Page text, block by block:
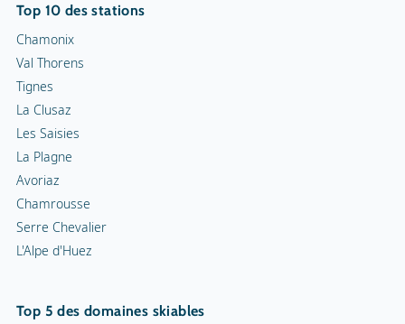
Top 10 des stations
Chamonix
Val Thorens
Tignes
La Clusaz
Les Saisies
La Plagne
Avoriaz
Chamrousse
Serre Chevalier
L'Alpe d'Huez
Top 5 des domaines skiables